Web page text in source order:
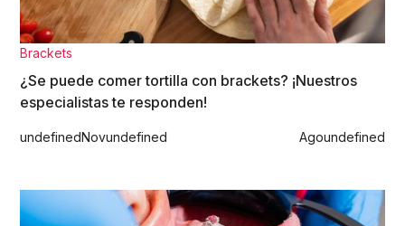
Brackets
¿Se puede comer tortilla con brackets? ¡Nuestros
especialistas te responden!
undefinedNovundefined Agoundefined